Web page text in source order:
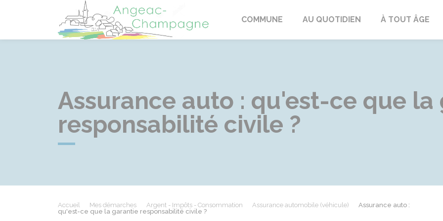
Angeac-Champagne
COMMUNE AU QUOTIDIEN À TOUT ÂGE
Assurance auto : qu'est-ce que la
responsabilité civile ?
Accueil Mes démarches Argent - Impôts - Consommation Assurance automobile (véhicule)
Assurance auto :
qu'est-ce que la garantie responsabilité civile ?